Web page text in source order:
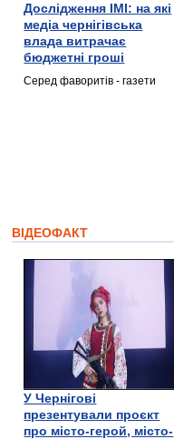
Дослідження ІМІ: на які
медіа чернігівська
влада витрачає
бюджетні гроші
Серед фаворитів - газети
ВІДЕОФАКТ
У Чернігові
презентували проєкт
про місто-герой, місто-